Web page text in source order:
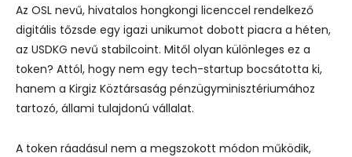
Az OSL nevű, hivatalos hongkongi licenccel rendelkező
digitális tőzsde egy igazi unikumot dobott piacra a héten,
az USDKG nevű stabilcoint. Mitől olyan különleges ez a
token? Attól, hogy nem egy tech-startup bocsátotta ki,
hanem a Kirgiz Köztársaság pénzügyminisztériumához
tartozó, állami tulajdonú vállalat.
A token ráadásul nem a megszokott módon működik,